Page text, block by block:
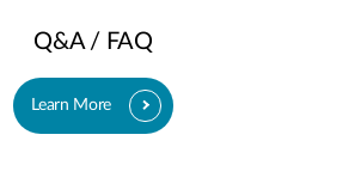
Q&A / FAQ
Learn More